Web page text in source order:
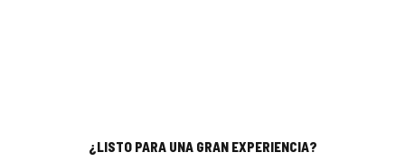
¿LISTO PARA UNA GRAN EXPERIENCIA?